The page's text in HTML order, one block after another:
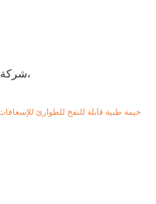
شركة آيس لصناعة المنتجات القابلة للنفخ. نحن نركز على التصميم والتصنيع المتطور، متخصصون في مجموعة متنوعة من المنتجات التجارية القابلة للنفخ،